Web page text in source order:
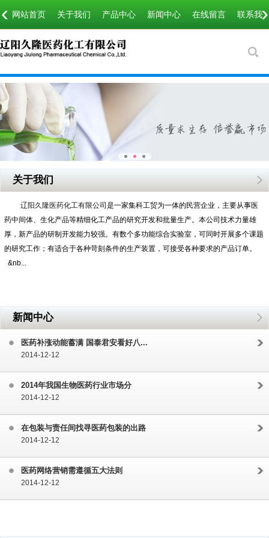
网站首页 关于我们 产品中心 新闻中心 在线留言 联系我
‹ ›
关于我们
辽阳久隆医药化工有限公司 是一家集科工贸为一体的民营企业，主要从事医
药中间体、生化产品等精细化工产品的研究开发和批量生产。本公司技术力量雄
厚，新产品的研制开发能力较强。有数个多功能综合实验室，可同时开展多个课题
的研究工作；有适合于各种苛刻条件的生产装置，可接受各种要求的产品订单。
&nb...
新闻中心
医药补涨动能蓄满 国泰君安看好八...
2014-12-12
2014年我国生物医药行业市场分
2014-12-12
在包装与责任间找寻医药包装的出路
2014-12-12
医药网络营销需遵循五大法则
2014-12-12